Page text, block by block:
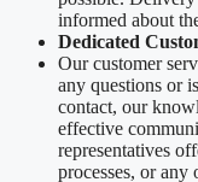
informed about
Dedicated
Our customer
any questions or
contact, our
effective
representatives
processes, or any